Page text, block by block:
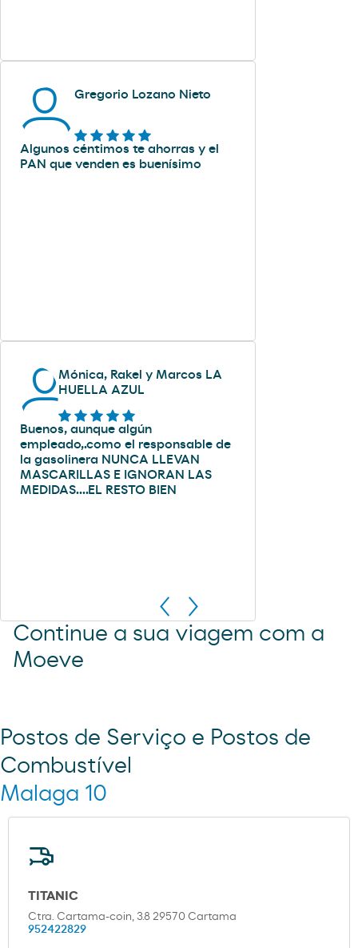
Gregorio Lozano Nieto
Algunos céntimos te ahorras y el
PAN que venden es buenísimo
Mónica, Rakel y Marcos LA
HUELLA AZUL
Buenos, aunque algún
empleado,.como el responsable de
la gasolinera NUNCA LLEVAN
MASCARILLAS E IGNORAN LAS
MEDIDAS....EL RESTO BIEN
Continue a sua viagem com a
Moeve
Postos de Serviço e Postos de
Combustível
Malaga 10
TITANIC
Ctra. Cartama-coin, 3.8 29570 Cartama
952422829